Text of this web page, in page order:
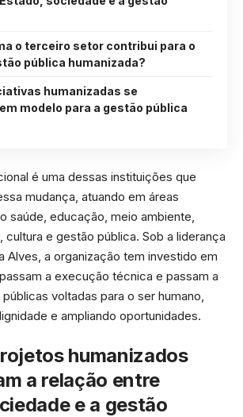
o terceiro setor contribui para o
pública humanizada?
humanizadas se
modelo para a gestão pública
é uma dessas instituições que
mudança, atuando em áreas
saúde, educação, meio ambiente,
cultura e gestão pública. Sob a liderança
Alves, a organização tem investido em
a execução técnica e passam a
voltadas para o ser humano,
e ampliando oportunidades.
humanizados
a relação entre
e a gestão